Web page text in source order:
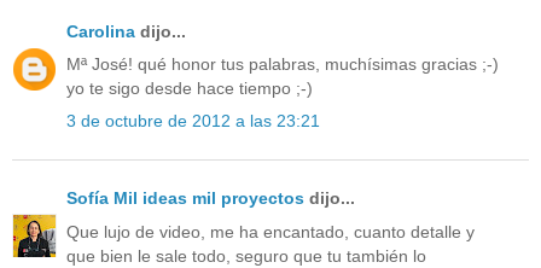
Carolina dijo...
Mª José! qué honor tus palabras, muchísimas gracias ;-)
yo te sigo desde hace tiempo ;-)
3 de octubre de 2012 a las 23:21
Sofía Mil ideas mil proyectos dijo...
Que lujo de video, me ha encantado, cuanto detalle y
que bien le sale todo, seguro que tu también lo